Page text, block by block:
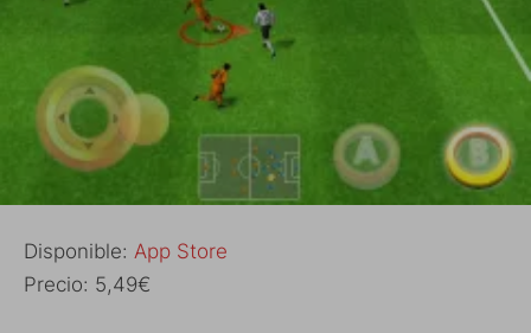
Disponible: App Store
Precio: 5,49€